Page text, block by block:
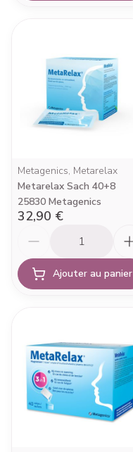
Metagenics, Metarelax
Metarelax Sach 40+8
25830 Metagenics
32,90 €
Ajouter au panier